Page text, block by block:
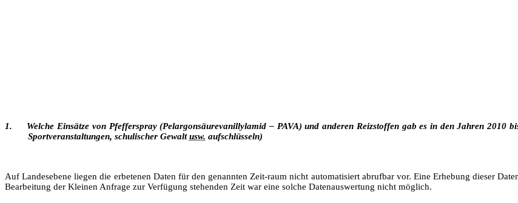
1. Welche Einsätze von Pfefferspray (Pelargonsäurevanillylamid – PAVA) und anderen Reizstoffen gab es in den Jahren 2010
Sportveranstaltungen, schulischer Gewaltusw. aufschlüsseln)
Auf Landesebene liegen die erbetenen Daten für den genannten Zeit-raum nicht automatisiert abrufbar vor. Eine Erhebung dieser
Bearbeitung der Kleinen Anfrage zur Verfügung stehenden Zeit war eine solche Datenauswertung nicht möglich.